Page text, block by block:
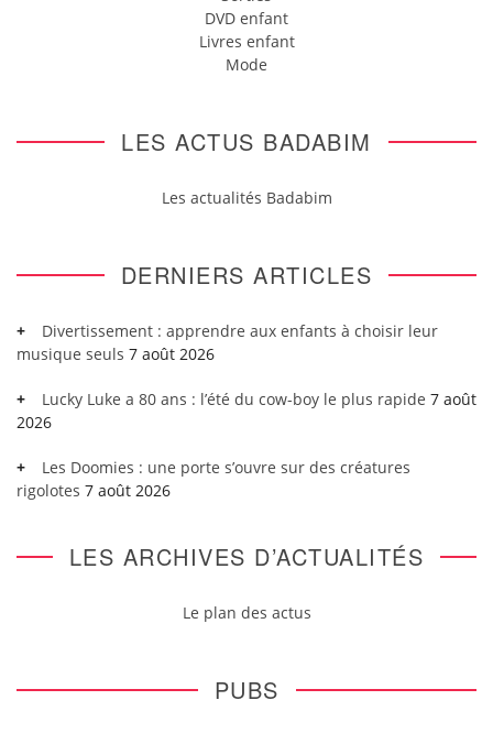
DVD enfant
Livres enfant
Mode
LES ACTUS BADABIM
Les actualités Badabim
DERNIERS ARTICLES
Divertissement : apprendre aux enfants à choisir leur
musique seuls 7 août 2026
Lucky Luke a 80 ans : l’été du cow-boy le plus rapide 7 août
2026
Les Doomies : une porte s’ouvre sur des créatures
rigolotes 7 août 2026
LES ARCHIVES D’ACTUALITÉS
Le plan des actus
PUBS